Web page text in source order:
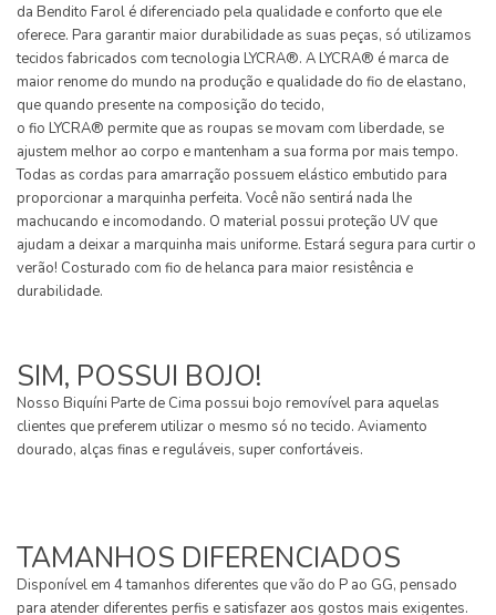
da Bendito Farol é diferenciado pela qualidade e conforto que ele
oferece. Para garantir maior durabilidade as suas peças, só utilizamos
tecidos fabricados com tecnologia LYCRA®. A LYCRA® é marca de
maior renome do mundo na produção e qualidade do fio de elastano,
que quando presente na composição do tecido,
o fio LYCRA® permite que as roupas se movam com liberdade, se
ajustem melhor ao corpo e mantenham a sua forma por mais tempo.
Todas as cordas para amarração possuem elástico embutido para
proporcionar a marquinha perfeita. Você não sentirá nada lhe
machucando e incomodando. O material possui proteção UV que
ajudam a deixar a marquinha mais uniforme. Estará segura para curtir o
verão! Costurado com fio de helanca para maior resistência e
durabilidade.
SIM, POSSUI BOJO!
Nosso Biquíni Parte de Cima possui bojo removível para aquelas
clientes que preferem utilizar o mesmo só no tecido. Aviamento
dourado, alças finas e reguláveis, super confortáveis.
TAMANHOS DIFERENCIADOS
Disponível em 4 tamanhos diferentes que vão do P ao GG, pensado
para atender diferentes perfis e satisfazer aos gostos mais exigentes.